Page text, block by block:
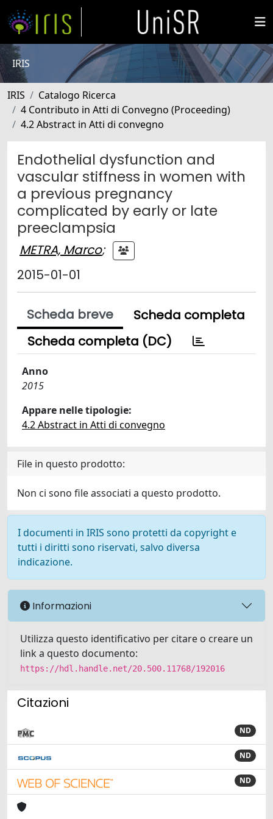
IRIS
IRIS
Catalogo Ricerca
4 Contributo in Atti di Convegno (Proceeding)
4.2 Abstract in Atti di convegno
Endothelial dysfunction and
vascular stiffness in women with
a previous pregnancy
complicated by early or late
preeclampsia
METRA, Marco;
2015-01-01
Scheda breve
Scheda completa
Scheda completa (DC)
Anno
2015
Appare nelle tipologie:
4.2 Abstract in Atti di convegno
File in questo prodotto:
Non ci sono file associati a questo prodotto.
I documenti in IRIS sono protetti da copyright e
tutti i diritti sono riservati, salvo diversa
indicazione.
Informazioni
Utilizza questo identificativo per citare o creare un
link a questo documento:
https://hdl.handle.net/20.500.11768/192016
Citazioni
ND
ND
ND